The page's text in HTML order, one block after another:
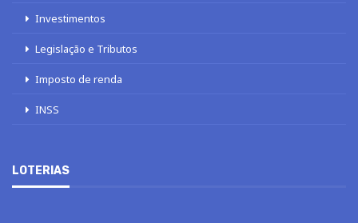
Investimentos
Legislação e Tributos
Imposto de renda
INSS
LOTERIAS